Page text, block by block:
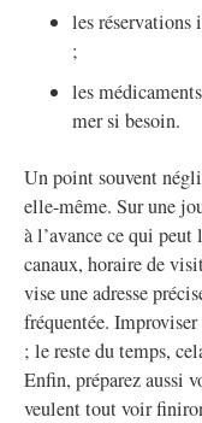
les réservations
;
les
mer si besoin.
Un point souvent
elle-même. Sur une
à l’avance ce qui
canaux, horaire de
vise une adresse
fréquentée.
; le reste du temps,
Enfin, préparez aussi
veulent tout voir